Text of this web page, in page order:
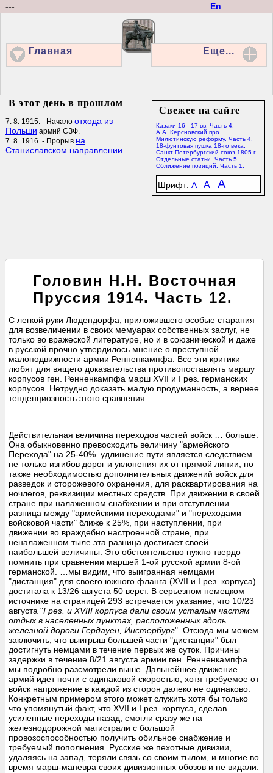
En
---
Главная Еще...
Свежее на сайте
Казаки 16 - 17 вв. Часть 4.
А.А. Керсновский про
Милютинскую реформу. Часть 4.
18-фунтовая пушка 18-го века.
Санкт-Петербургский союз 1805 г.
Отдельные статьи. Часть 5.
Сближение позиций. Часть 1.
Шрифт: A A A
В этот день в прошлом
7. 8. 1915. - Начало отхода из
Польши армий СЗФ.
7. 8. 1916. - Прорыв на
Станиславском направлении.
Головин Н.Н. Восточная
Пруссия 1914. Часть 12.
С легкой руки Людендорфа, приложившего особые старания
для возвеличении в своих мемуарах собственных заслуг, не
только во вражеской литературе, но и в союзнической и даже
в русской прочно утвердилось мнение о преступной
малоподвижности армии Ренненкампфа. Все эти критики
любят для вящего доказательства противопоставлять маршу
корпусов ген. Ренненкампфа марш XVII и I рез. германских
корпусов. Нетрудно доказать малую продуманность, а вернее
тенденциозность этого сравнения.
Действительная величина переходов частей войск … больше.
Она обыкновенно превосходить величину "армейского
Перехода" на 25-40%. удлинение пути является следствием
не только изгибов дорог и уклонения их от прямой линии, но
также необходимостью дополнительных движений войск для
разведок и сторожевого охранения, для расквартирования на
ночлегов, реквизиции местных средств. При движении в своей
стране при налаженном снабжении и при отступлении
разница между "армейскими переходами" и "переходами
войсковой части" ближе к 25%, при наступлении, при
движении во враждебно настроенной стране, при
неналаженном тыле эта разница достигает своей
наибольшей величины. Это обстоятельство нужно твердо
помнить при сравнении маршей 1-ой русской армии 8-ой
германской. …мы видим, что выигранная немцами
"дистанция" для своего южного фланга (XVII и I рез. корпуса)
достигала к 13/26 августа 50 верст. В серьезном немецком
источнике на страницей 293 встречается указание, что 10/23
августа "I рез. и XVIII корпуса дали своим усталым частям
отдых в населенных пунктах, расположенных вдоль
железной дороги Гердауен, Инстербург". Отсюда мы можем
заключить, что выигрыш большей части "дистанции" был
достигнуть немцами в течение первых же суток. Причины
задержки в течение 8/21 августа армии ген. Ренненкампфа
мы подробно разсмотрели выше. Дальнейшее движение
армий идет почти с одинаковой скоростью, хотя требуемое от
войск напряжение в каждой из сторон далеко не одинаково.
Конкретным примером этого может служить хотя бы только
что упомянутый факт, что XVII и I рез. корпуса, сделав
усиленные переходы назад, смогли сразу же на
железнодорожной магистрали с большой
провозоспособностью получить обильное снабжение и
требуемый пополнения. Русские же пехотные дивизии,
удаляясь на запад, теряли связь со своим тылом, и многие во
время марш-маневра своих дивизионных обозов и не видали.